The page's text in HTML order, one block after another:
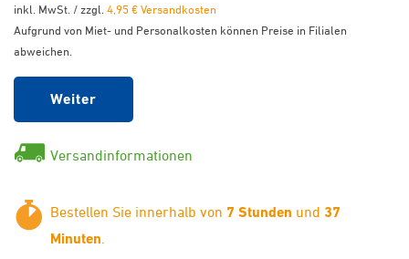
inkl. MwSt. / zzgl. 4,95 € Versandkosten
Aufgrund von Miet- und Personalkosten können Preise in Filialen
abweichen.
Weiter
Versandinformationen
Bestellen Sie innerhalb von 7 Stunden und 37
Minuten